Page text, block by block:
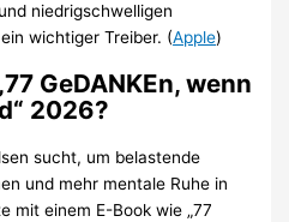
niedrigschwelligen
wichtiger Treiber. (Apple)
GeDANKEn, wenn
2026?
sucht, um belastende
und mehr mentale Ruhe in
mit einem E-Book wie „77